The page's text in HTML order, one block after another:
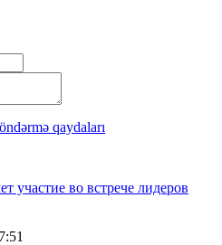
qaydaları